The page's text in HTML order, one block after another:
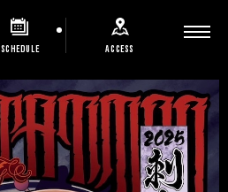
SCHEDULE ACCESS